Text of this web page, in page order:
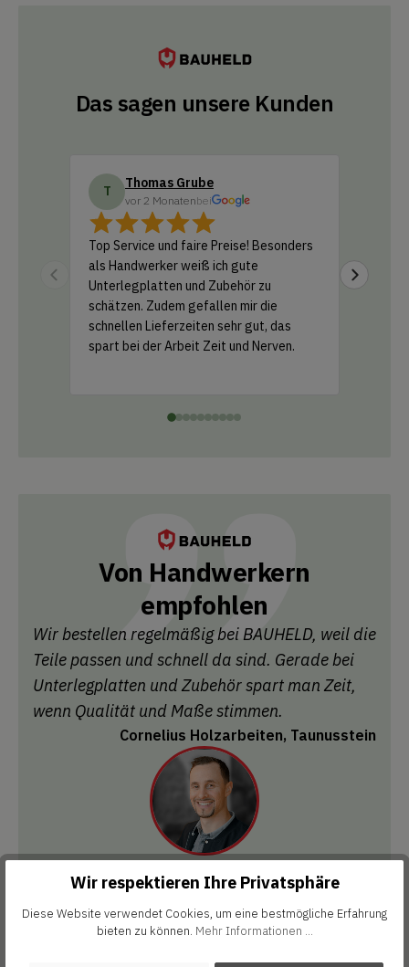
Das sagen unsere Kunden
T Thomas Grube
vor 2 Monatenbei
Top Service und faire Preise! Besonders
als Handwerker weiß ich gute
Unterlegplatten und Zubehör zu
schätzen. Zudem gefallen mir die
schnellen Lieferzeiten sehr gut, das
spart bei der Arbeit Zeit und Nerven.
Von Handwerkern
empfohlen
Wir bestellen regelmäßig bei BAUHELD, weil die
Teile passen und schnell da sind. Gerade bei
Unterlegplatten und Zubehör spart man Zeit,
wenn Qualität und Maße stimmen.
Cornelius Holzarbeiten, Taunusstein
Wir respektieren Ihre Privatsphäre
Diese Website verwendet Cookies, um eine bestmögliche Erfahrung
bieten zu können. Mehr Informationen ...